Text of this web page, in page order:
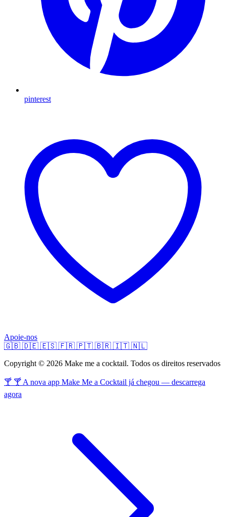
pinterest
Apoie-nos
🇬🇧 🇩🇪 🇪🇸 🇫🇷 🇵🇹 🇧🇷 🇮🇹 🇳🇱
Copyright © 2026 Make me a cocktail. Todos os direitos reservados
🍸 🍸 A nova app Make Me a Cocktail já chegou — descarrega
agora